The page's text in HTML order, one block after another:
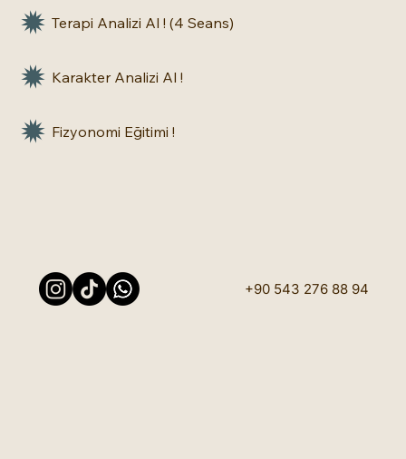
Karakter Analizi Al !
Terapi Analizi Al ! (4 Seans)
Fizyonomi Eğitimi !
+90 543 276 88 94